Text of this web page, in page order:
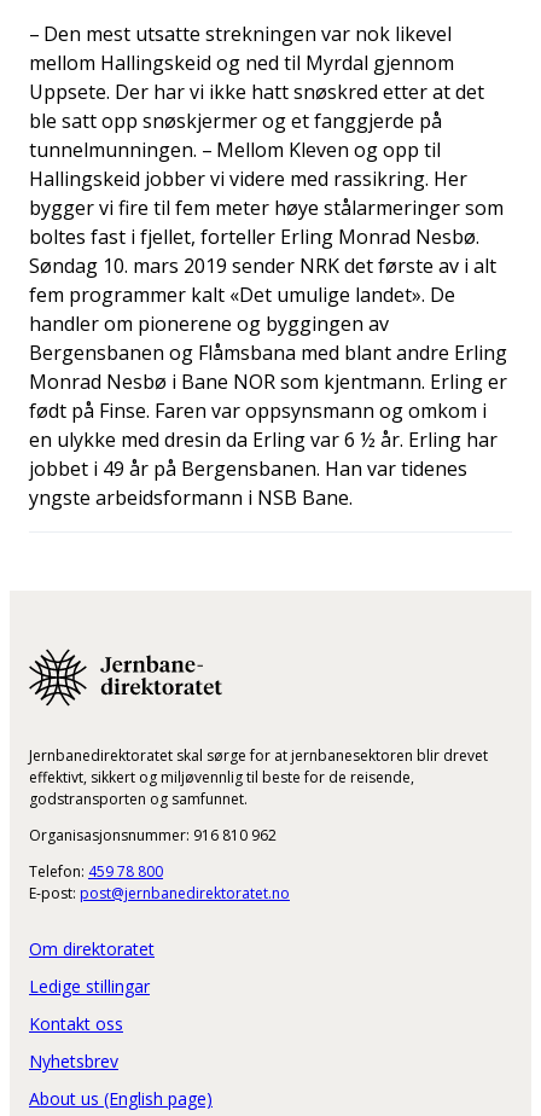
– Den mest utsatte strekningen var nok likevel
mellom Hallingskeid og ned til Myrdal gjennom
Uppsete. Der har vi ikke hatt snøskred etter at det
ble satt opp snøskjermer og et fanggjerde på
tunnelmunningen. – Mellom Kleven og opp til
Hallingskeid jobber vi videre med rassikring. Her
bygger vi fire til fem meter høye stålarmeringer som
boltes fast i fjellet, forteller Erling Monrad Nesbø.
Søndag 10. mars 2019 sender NRK det første av i alt
fem programmer kalt «Det umulige landet». De
handler om pionerene og byggingen av
Bergensbanen og Flåmsbana med blant andre Erling
Monrad Nesbø i Bane NOR som kjentmann. Erling er
født på Finse. Faren var oppsynsmann og omkom i
en ulykke med dresin da Erling var 6 ½ år. Erling har
jobbet i 49 år på Bergensbanen. Han var tidenes
yngste arbeidsformann i NSB Bane.
Jernbanedirektoratet skal sørge for at jernbanesektoren blir drevet
effektivt, sikkert og miljøvennlig til beste for de reisende,
godstransporten og samfunnet.
Organisasjonsnummer: 916 810 962
Telefon: 459 78 800
E-post: post@jernbanedirektoratet.no
Om direktoratet
Ledige stillingar
Kontakt oss
Nyhetsbrev
About us (English page)